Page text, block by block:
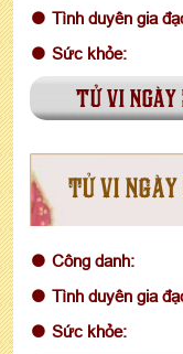
Tình duyên gia
Sức khỏe:
tử vi ngày
TỬ VI
Công danh:
Tình duyên gia
Sức khỏe: